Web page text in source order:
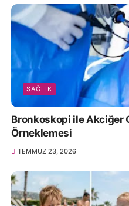
SAĞLIK
Bronkoskopi ile Akciğer
Örneklemesi
TEMMUZ 23, 2026